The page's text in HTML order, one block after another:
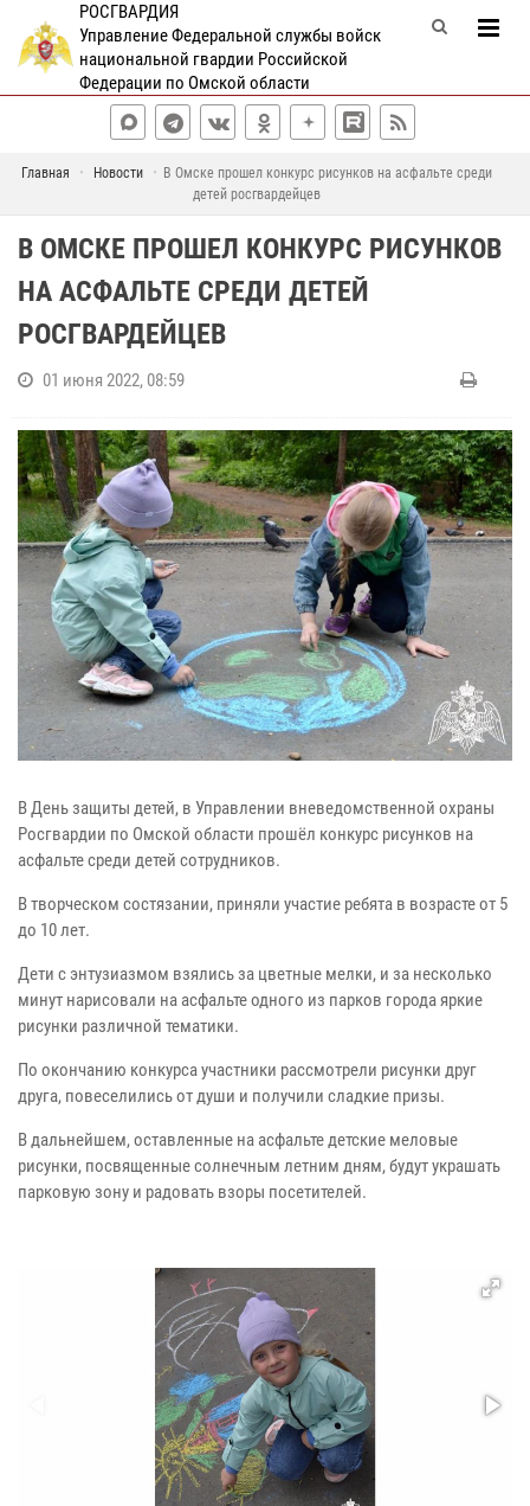
РОСГВАРДИЯ
Управление Федеральной службы войск
национальной гвардии Российской
Федерации по Омской области
Главная Новости
В Омске прошел конкурс рисунков на асфальте среди
детей росгвардейцев
В ОМСКЕ ПРОШЕЛ КОНКУРС РИСУНКОВ
НА АСФАЛЬТЕ СРЕДИ ДЕТЕЙ
РОСГВАРДЕЙЦЕВ
01 июня 2022, 08:59
В День защиты детей, в Управлении вневедомственной охраны
Росгвардии по Омской области прошёл конкурс рисунков на
асфальте среди детей сотрудников.
В творческом состязании, приняли участие ребята в возрасте от 5
до 10 лет.
Дети с энтузиазмом взялись за цветные мелки, и за несколько
минут нарисовали на асфальте одного из парков города яркие
рисунки различной тематики.
По окончанию конкурса участники рассмотрели рисунки друг
друга, повеселились от души и получили сладкие призы.
В дальнейшем, оставленные на асфальте детские меловые
рисунки, посвященные солнечным летним дням, будут украшать
парковую зону и радовать взоры посетителей.